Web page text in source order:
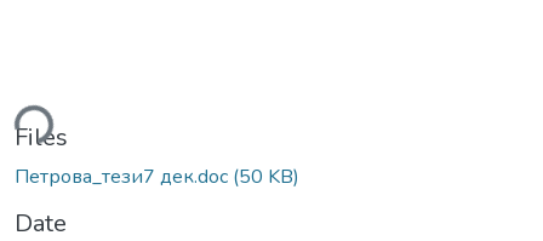
Files
Петрова_тези7 дек.doc (50 KB)
Date